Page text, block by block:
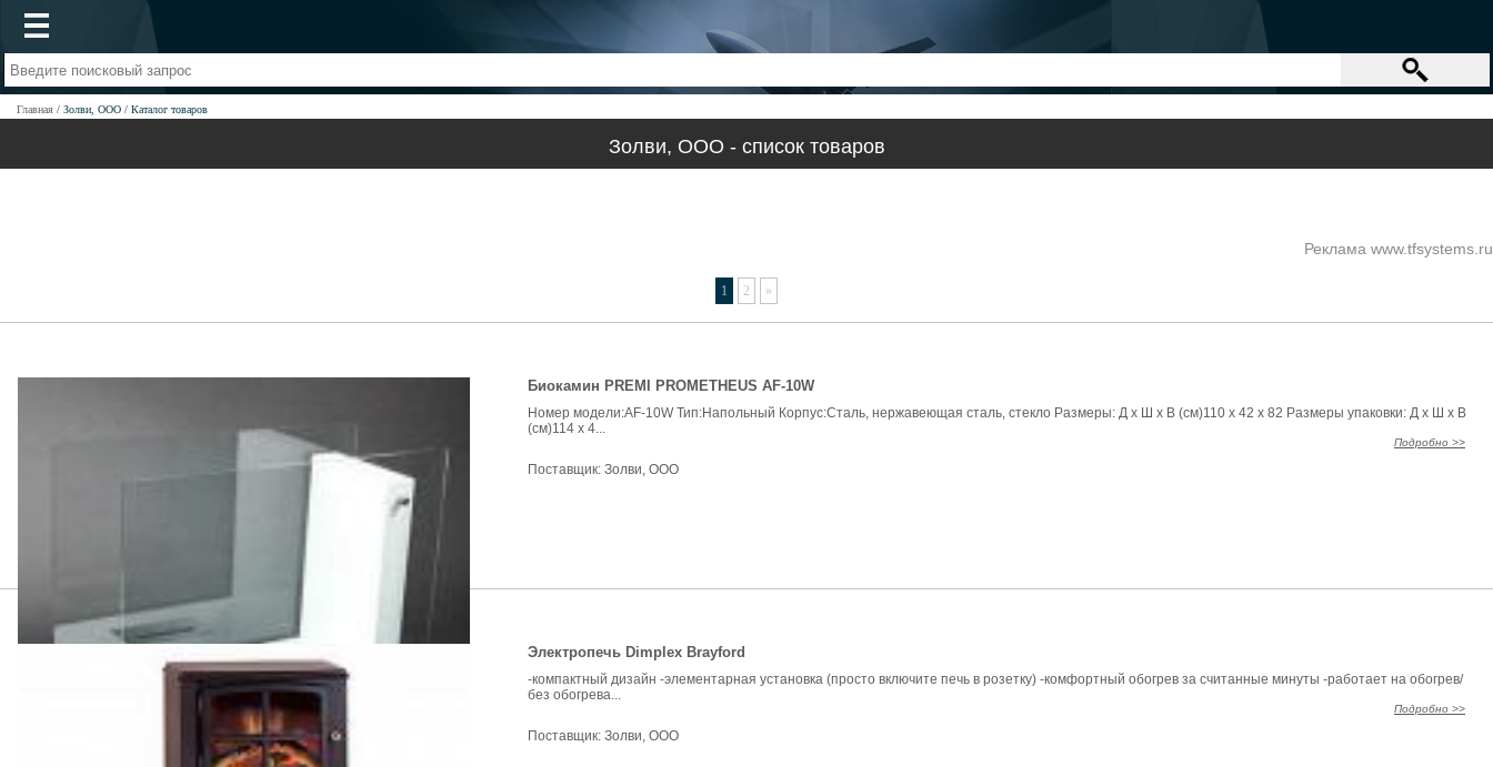
Главная Золви, ООО Каталог товаров
Золви, ООО - список товаров
Реклама www.tfsystems.ru
1 2 »
Биокамин PREMI PROMETHEUS AF-10W
Номер модели:AF-10W Тип:Напольный Корпус:Cталь, нержавеющая сталь, стекло Размеры: Д x Ш x В (см)110 x 42 x 82 Размеры упаковки: Д x Ш x В
(см)114 x 4...
Подробно >>
Поставщик: Золви, ООО
Электропечь Dimplex Brayford
-компактный дизайн -элементарная установка (просто включите печь в розетку) -комфортный обогрев за считанные минуты -работает на обогрев/
без обогрева...
Подробно >>
Поставщик: Золви, ООО